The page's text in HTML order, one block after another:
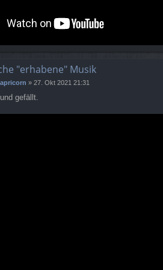
"erhabene" Musik
» 27. Okt 2021 21:31
gefällt.